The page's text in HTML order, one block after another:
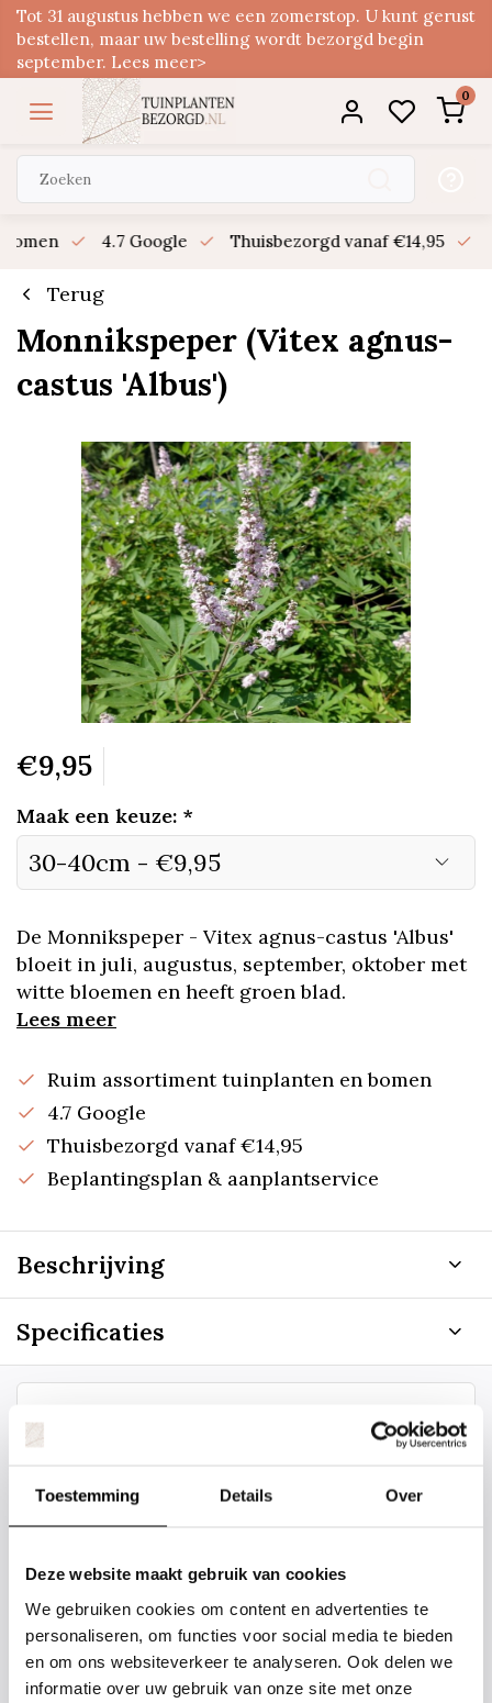
Toestemming Details Over
Deze website maakt gebruik van cookies
We gebruiken cookies om content en advertenties te
personaliseren, om functies voor social media te bieden
en om ons websiteverkeer te analyseren. Ook delen we
informatie over uw gebruik van onze site met onze
Tot 31 augustus hebben we een zomerstop. U kunt gerust
bestellen, maar uw bestelling wordt bezorgd begin
september. Lees meer>
0
4.7 Google Thuisbezorgd vanaf €14,95
Terug
Monnikspeper (Vitex agnus-
castus 'Albus')
€9,95
Maak een keuze: *
De Monnikspeper - Vitex agnus-castus 'Albus'
bloeit in juli, augustus, september, oktober met
witte bloemen en heeft groen blad.
Lees meer
Ruim assortiment tuinplanten en bomen
4.7 Google
Thuisbezorgd vanaf €14,95
Beplantingsplan & aanplantservice
Beschrijving
Specificaties
Staat uw plantsoort of maat er niet
tussen? Laat het ons weten, dan
gaan we voor u kijken. Stuur ons
de plantnaam, hoogte, stamdikte en
boom er ongeveer eruit ziet? We
kunnen u een foto sturen.
info@tuinplantenbezorgd.nl